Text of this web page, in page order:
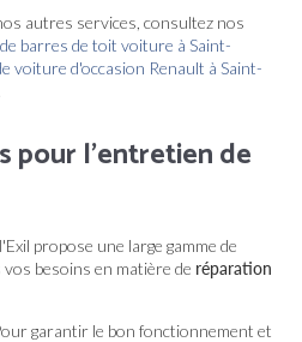
autres services, consultez nos
barres de toit voiture à Saint-
voiture d'occasion Renault à Saint-
pour l'entretien de
propose une large gamme de
besoins en matière de réparation
garantir le bon fonctionnement et